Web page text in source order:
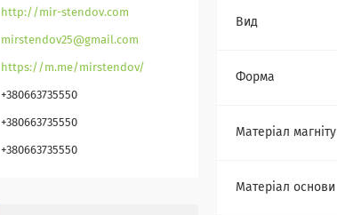
Вид
Форма
Матеріал магніту
Матеріал основи
http://mir-stendov.com
mirstendov25@gmail.com
https://m.me/mirstendov/
+380663735550
+380663735550
+380663735550